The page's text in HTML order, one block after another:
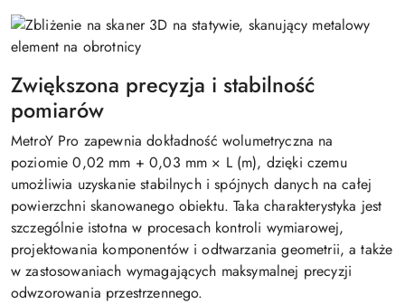
Zwiększona precyzja i stabilność
pomiarów
MetroY Pro zapewnia dokładność wolumetryczna na
poziomie 0,02 mm + 0,03 mm × L (m), dzięki czemu
umożliwia uzyskanie stabilnych i spójnych danych na całej
powierzchni skanowanego obiektu. Taka charakterystyka jest
szczególnie istotna w procesach kontroli wymiarowej,
projektowania komponentów i odtwarzania geometrii, a także
w zastosowaniach wymagających maksymalnej precyzji
odwzorowania przestrzennego.